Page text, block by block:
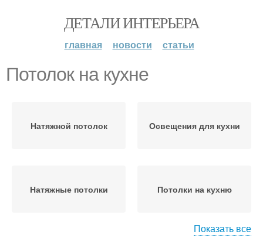
ДЕТАЛИ ИНТЕРЬЕРА
главная новости статьи
Потолок на кухне
Натяжной потолок Освещения для кухни
Натяжные потолки Потолки на кухню
Показать все